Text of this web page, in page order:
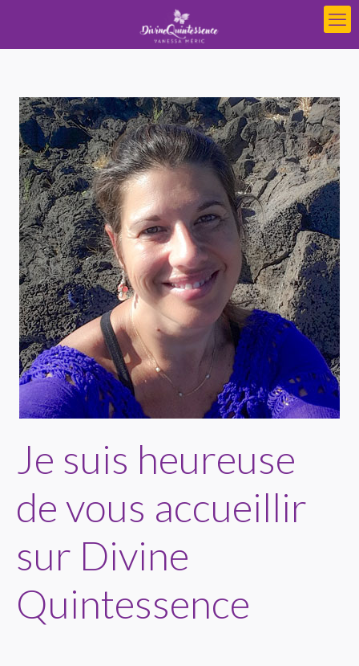
Je suis heureuse
de vous accueillir
sur Divine
Quintessence